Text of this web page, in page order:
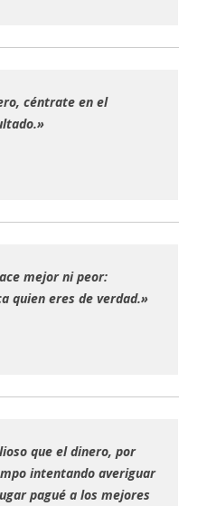
céntrate en el
mejor ni peor:
quien eres de verdad.»
que el dinero, por
intentando averiguar
pagué a los mejores